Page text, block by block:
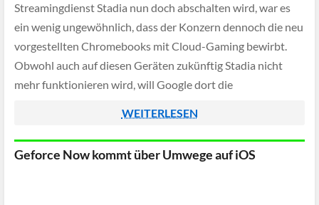
Streamingdienst Stadia nun doch abschalten wird, war es
ein wenig ungewöhnlich, dass der Konzern dennoch die neu
vorgestellten Chromebooks mit Cloud-Gaming bewirbt.
Obwohl auch auf diesen Geräten zukünftig Stadia nicht
mehr funktionieren wird, will Google dort die
WEITERLESEN
Geforce Now kommt über Umwege auf iOS